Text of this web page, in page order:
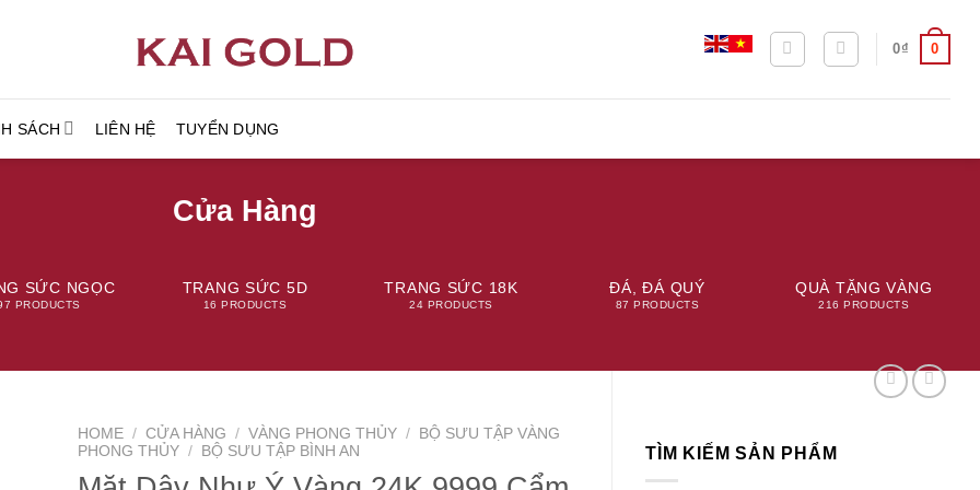
0₫ 0
SÁCH LIÊN HỆ TUYỂN DỤNG
Cửa Hàng
SỨC NGỌC
PRODUCTS
TRANG SỨC 5D
16 PRODUCTS
TRANG SỨC 18K
24 PRODUCTS
ĐÁ, ĐÁ QUÝ
87 PRODUCTS
QUÀ TẶNG VÀNG
216 PRODUCTS
TÌM KIẾM SẢN PHẨM
HOME / CỬA HÀNG / VÀNG PHONG THỦY /
BỘ SƯU TẬP VÀNG
PHONG THỦY / BỘ SƯU TẬP BÌNH AN